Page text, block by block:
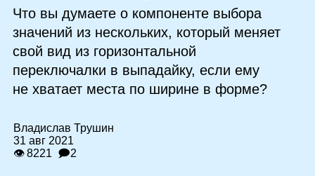
Что вы думаете о компоненте выбора
значений из нескольких, который меняет
свой вид из горизонтальной
переключалки в выпадайку, если ему
не хватает места по ширине в форме?
Владислав Трушин
31 авг 2021
👁 8221 🗩2